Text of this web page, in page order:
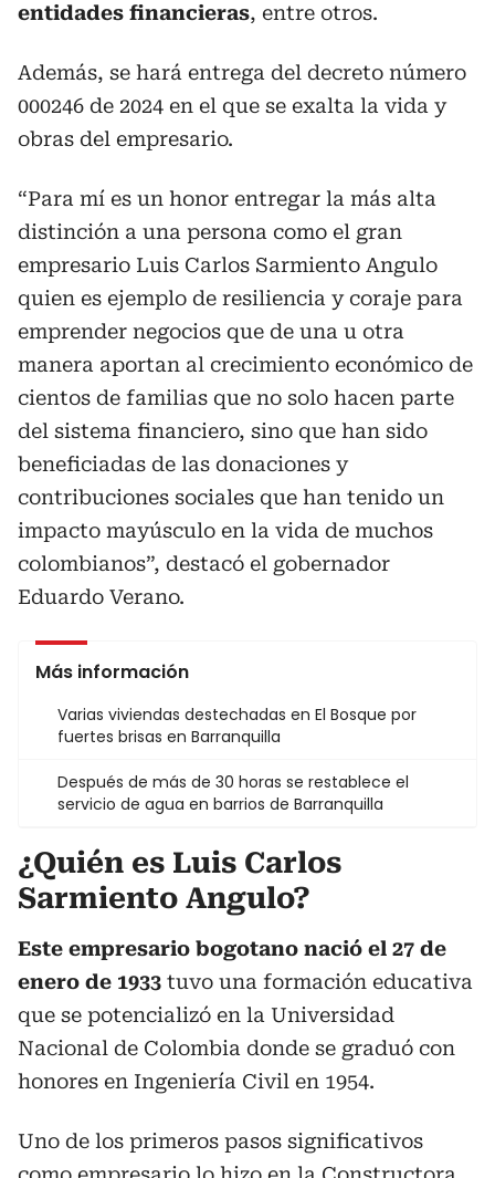
entidades financieras, entre otros.
Además, se hará entrega del decreto número
000246 de 2024 en el que se exalta la vida y
obras del empresario.
“Para mí es un honor entregar la más alta
distinción a una persona como el gran
empresario Luis Carlos Sarmiento Angulo
quien es ejemplo de resiliencia y coraje para
emprender negocios que de una u otra
manera aportan al crecimiento económico de
cientos de familias que no solo hacen parte
del sistema financiero, sino que han sido
beneficiadas de las donaciones y
contribuciones sociales que han tenido un
impacto mayúsculo en la vida de muchos
colombianos”, destacó el gobernador
Eduardo Verano.
Más información
Varias viviendas destechadas en El Bosque por
fuertes brisas en Barranquilla
Después de más de 30 horas se restablece el
servicio de agua en barrios de Barranquilla
¿Quién es Luis Carlos
Sarmiento Angulo?
Este empresario bogotano nació el 27 de
enero de 1933 tuvo una formación educativa
que se potencializó en la Universidad
Nacional de Colombia donde se graduó con
honores en Ingeniería Civil en 1954.
Uno de los primeros pasos significativos